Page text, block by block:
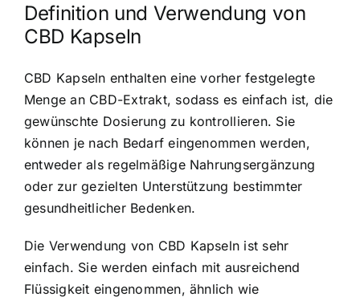
Definition und Verwendung von
CBD Kapseln
CBD Kapseln enthalten eine vorher festgelegte
Menge an CBD-Extrakt, sodass es einfach ist, die
gewünschte Dosierung zu kontrollieren. Sie
können je nach Bedarf eingenommen werden,
entweder als regelmäßige Nahrungsergänzung
oder zur gezielten Unterstützung bestimmter
gesundheitlicher Bedenken.
Die Verwendung von CBD Kapseln ist sehr
einfach. Sie werden einfach mit ausreichend
Flüssigkeit eingenommen, ähnlich wie